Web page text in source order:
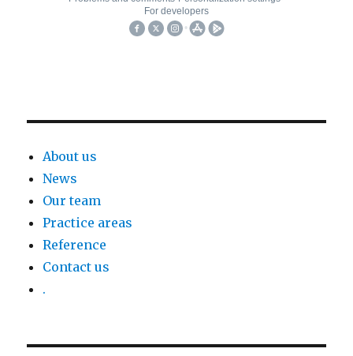
About us
News
Our team
Practice areas
Reference
Contact us
.